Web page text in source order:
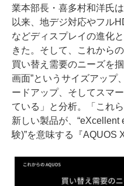
業本部長・喜多村和洋氏
以来、地デジ対応やフル
などディスプレイの進化
きた。そして、これから
買い替え需要のニーズを
画面”というサイズアップ
ードアップ、そしてスマ
ている」と分析。「これ
新しい製品が、
験)”を意味する『AQUOS